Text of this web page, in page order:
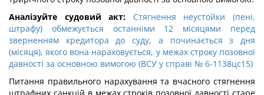
Аналізуйте судовий акт:
Стягнення неустойки (пені,
штрафу) обмежується останніми 12 місяцями перед
зверненням кредитора до суду, а починається з дня
(місяця), якого вона нараховується, у межах строку позовної
давності за основною вимогою (ВСУ у справі № 6-1138цс15)
Питання правильного нарахування та вчасного стягнення